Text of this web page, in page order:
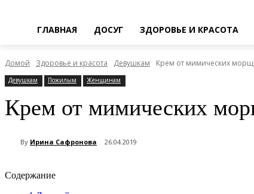
ГЛАВНАЯ ДОСУГ ЗДОРОВЬЕ И КРАСОТА
Домой Здоровье и красота Девушкам Крем от мимических
Девушкам Пожилым Женщинам
Крем от мимических
By Ирина Сафронова 26.04.2019
Содержание